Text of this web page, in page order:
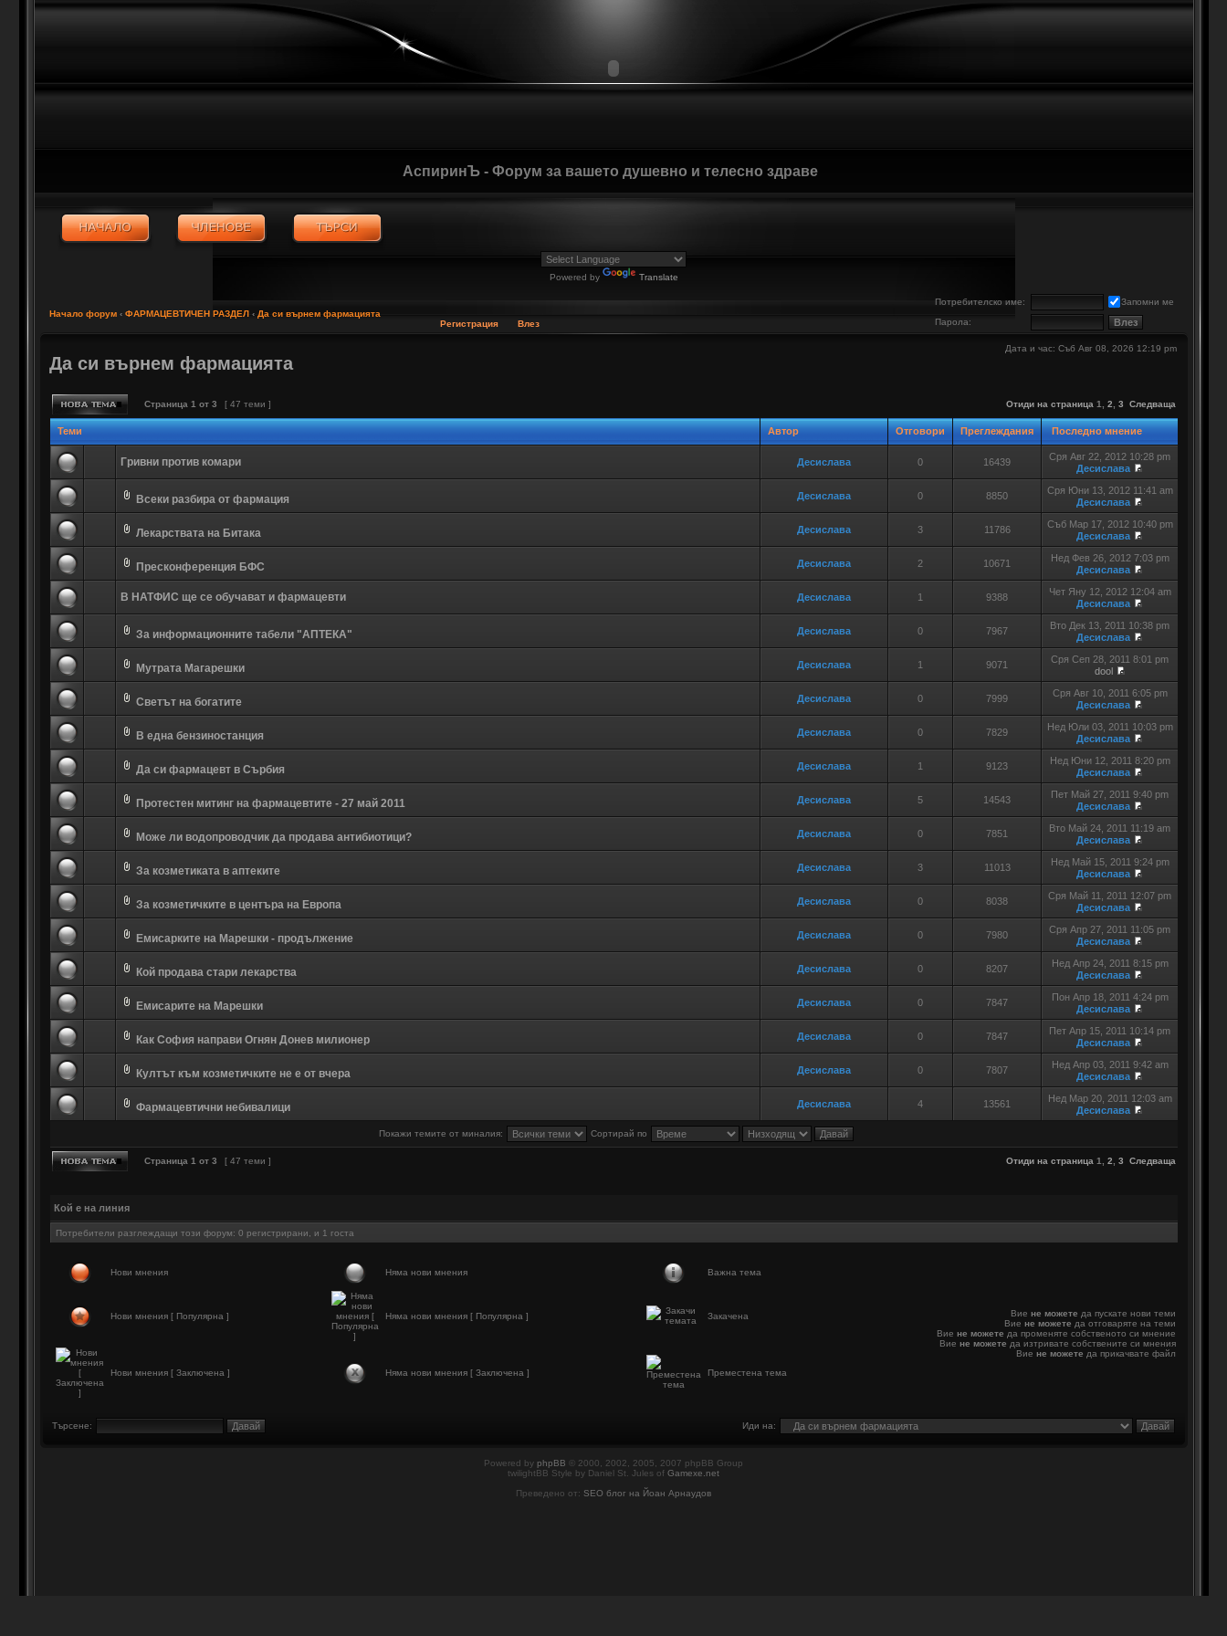
АспиринЪ - Форум за вашето душевно и телесно здраве
Powered by Translate
Потребителско име:
Запомни ме
Парола:
Начало форум ‹ ФАРМАЦЕВТИЧЕН РАЗДЕЛ ‹ Да си върнем фармацията
Регистрация
Влез
Дата и час: Съб Авг 08, 2026 12:19 pm
Да си върнем фармацията
Страница 1 от 3 [ 47 теми ] Отиди на страница 1 2 3 Следваща
Теми Автор Отговори Преглеждания Последно мнение
Гривни против комари Десислава 0 16439
Сря Авг 22, 2012 10:28 pm
Десислава
Всеки разбира от фармация Десислава 0 8850
Сря Юни 13, 2012 11:41 am
Десислава
Лекарствата на Битака Десислава 3 11786
Съб Мар 17, 2012 10:40 pm
Десислава
Пресконференция БФС Десислава 2 10671
Нед Фев 26, 2012 7:03 pm
Десислава
В НАТФИС ще се обучават и фармацевти Десислава 1 9388
Чет Яну 12, 2012 12:04 am
Десислава
За информационните табели "АПТЕКА" Десислава 0 7967
Вто Дек 13, 2011 10:38 pm
Десислава
Мутрата Магарешки Десислава 1 9071
Сря Сеп 28, 2011 8:01 pm
dool
Светът на богатите Десислава 0 7999
Сря Авг 10, 2011 6:05 pm
Десислава
В една бензиностанция Десислава 0 7829
Нед Юли 03, 2011 10:03 pm
Десислава
Да си фармацевт в Сърбия Десислава 1 9123
Нед Юни 12, 2011 8:20 pm
Десислава
Протестен митинг на фармацевтите - 27 май 2011 Десислава 5 14543
Пет Май 27, 2011 9:40 pm
Десислава
Може ли водопроводчик да продава антибиотици? Десислава 0 7851
Вто Май 24, 2011 11:19 am
Десислава
За козметиката в аптеките Десислава 3 11013
Нед Май 15, 2011 9:24 pm
Десислава
За козметичките в центъра на Европа Десислава 0 8038
Сря Май 11, 2011 12:07 pm
Десислава
Емисарките на Марешки - продължение Десислава 0 7980
Сря Апр 27, 2011 11:05 pm
Десислава
Кой продава стари лекарства Десислава 0 8207
Нед Апр 24, 2011 8:15 pm
Десислава
Емисарите на Марешки Десислава 0 7847
Пон Апр 18, 2011 4:24 pm
Десислава
Как София направи Огнян Донев милионер Десислава 0 7847
Пет Апр 15, 2011 10:14 pm
Десислава
Култът към козметичките не е от вчера Десислава 0 7807
Нед Апр 03, 2011 9:42 am
Десислава
Фармацевтични небивалици Десислава 4 13561
Нед Мар 20, 2011 12:03 am
Десислава
Покажи темите от миналия: Сортирай по
Страница 1 от 3 [ 47 теми ] Отиди на страница 1 2 3 Следваща
Кой е на линия
Потребители разглеждащи този форум: 0 регистрирани, и 1 госта
Нови мнения Няма нови мнения Важна тема
Нови мнения [ Популярна ] Няма нови мнения [ Популярна ] Закачена
Нови мнения [ Заключена ] Няма нови мнения [ Заключена ] Преместена тема
Вие не можете да пускате нови теми
Вие не можете да отговаряте на теми
Вие не можете да променяте собственото си мнение
Вие не можете да изтривате собствените си мнения
Вие не можете да прикачвате файл
Търсене: Иди на:
Powered by phpBB © 2000, 2002, 2005, 2007 phpBB Group
twilightBB Style by Daniel St. Jules of Gamexe.net
Преведено от: SEO блог на Йоан Арнаудов